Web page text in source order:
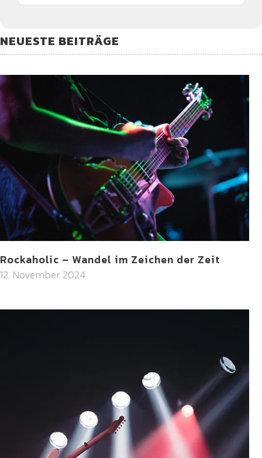
NEUESTE BEITRÄGE
Rockaholic – Wandel im Zeichen der Zeit
12. November 2024